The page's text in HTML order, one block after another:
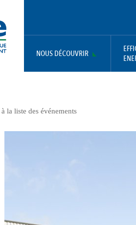
NAVIGATION
NOUS DÉCOUVRIR
la liste des événements